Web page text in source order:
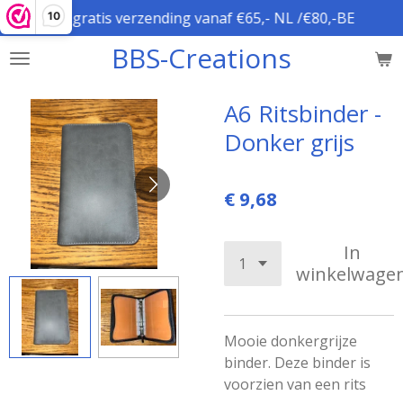
10
Ga
direct
naar
hoofdinhoud
BBS-Creations
gratis verzending vanaf €65,- NL /€80,-BE
A6 Ritsbinder -
Donker grijs
€ 9,68
In
Mooie donkergrijze
binder. Deze binder is
voorzien van een rits